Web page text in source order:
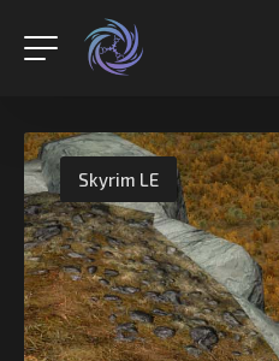
Skyrim LE